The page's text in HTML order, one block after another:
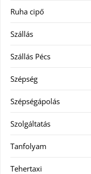
Ruha cipő
Szállás
Szállás Pécs
Szépség
Szépségápolás
Szolgáltatás
Tanfolyam
Tehertaxi